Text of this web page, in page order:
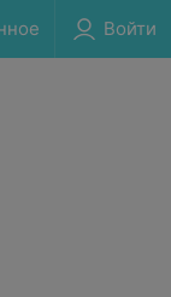
Войти